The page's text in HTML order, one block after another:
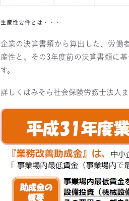
生産性要件とは・・・
企業の決算書類から算出した、労働
産性と、その3年度前の決算書類に
す。
詳しくはみそら社会保険労務士法人